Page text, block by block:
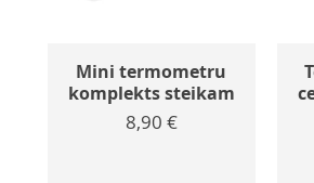
Mini termometru
komplekts steikam
Cena
8,90 €